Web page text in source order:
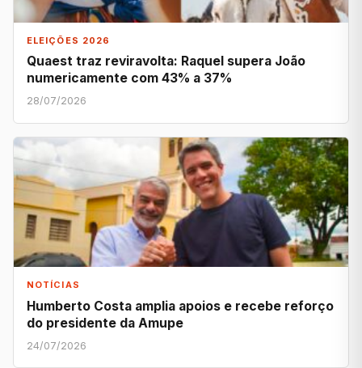
ELEIÇÕES 2026
Quaest traz reviravolta: Raquel supera João
numericamente com 43% a 37%
28/07/2026
NOTÍCIAS
Humberto Costa amplia apoios e recebe reforço
do presidente da Amupe
24/07/2026